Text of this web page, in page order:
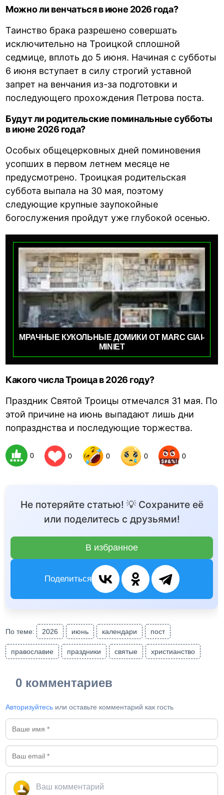
Можно ли венчаться в июне 2026 года?
Таинство брака разрешено совершать
исключительно на Троицкой сплошной
седмице, вплоть до 5 июня. Начиная с субботы
6 июня вступает в силу строгий уставной
запрет на венчания из-за подготовки и
последующего прохождения Петрова поста.
Будут ли родительские поминальные субботы
в июне 2026 года?
Особых общецерковных дней поминовения
усопших в первом летнем месяце не
предусмотрено. Троицкая родительская
суббота выпала на 30 мая, поэтому
следующие крупные заупокойные
богослужения пройдут уже глубокой осенью.
МРАЧНЫЕ КУКОЛЬНЫЕ ДОМИКИ ОТ MARC GIAI-
MINIET
Какого числа Троица в 2026 году?
Праздник Святой Троицы отмечался 31 мая. По
этой причине на июнь выпадают лишь дни
попразднства и последующие торжества.
0 0 0 0 0
Не потеряйте статью! 💡 Сохраните её
или поделитесь с друзьями!
В избранное
Поделиться
По теме: 2026 июнь календари пост
православие праздники святые христианство
0 комментариев
Авторизуйтесь или оставьте комментарий как гость